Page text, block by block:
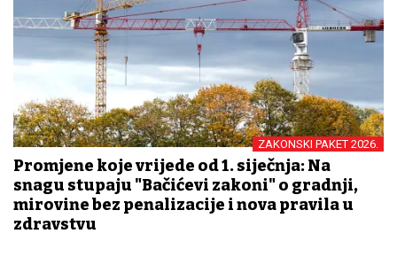
ZAKONSKI PAKET 2026.
Promjene koje vrijede od 1. siječnja: Na
snagu stupaju "Bačićevi zakoni" o gradnji,
mirovine bez penalizacije i nova pravila u
zdravstvu